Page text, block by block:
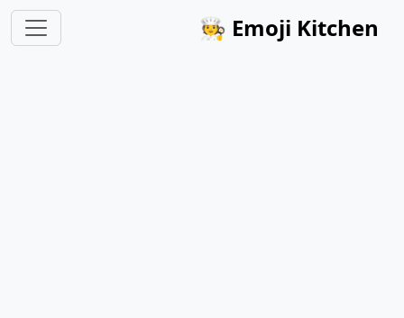
🧑‍🍳 Emoji Kitchen